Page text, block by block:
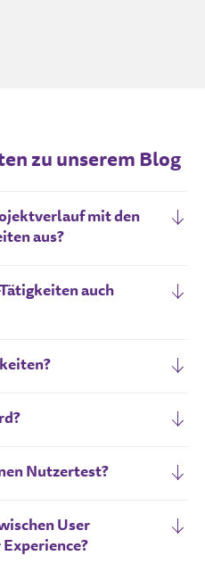
zu unserem Blog
mit den
aus?
auch
Nutzertest?
User